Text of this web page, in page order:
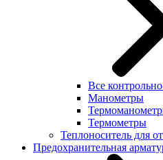
Все
Манометры
Термометры
Теплоноситель для
Предохранительная